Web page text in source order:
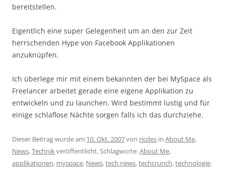
bereitstellen.
Eigentlich eine super Gelegenheit um an den zur Zeit
herrschenden Hype von Facebook Applikationen
anzuknüpfen.
Ich überlege mir mit einem bekannten der bei MySpace als
Freelancer arbeitet gerade eine eigene Applikation zu
entwickeln und zu launchen. Wird bestimmt lustig und für
einige schlaflose Nächte sorgen falls ich das durchziehe.
Dieser Beitrag wurde am 10. Okt. 2007von ricdes in About Me,
News,Technikveröffentlicht. Schlagworte:About Me,
applikationen, myspace, News,tech news,techcrunch,technologie.